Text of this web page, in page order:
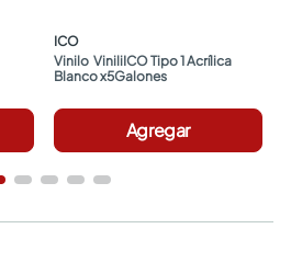
ICO
Vinilo  ViniliICO Tipo 1 Acrílica
Blanco x5Galones
Agregar